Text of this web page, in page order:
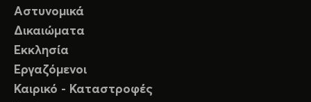
Αστυνομικά
Δικαιώματα
Εκκλησία
Εργαζόμενοι
Καιρικό - Καταστροφές